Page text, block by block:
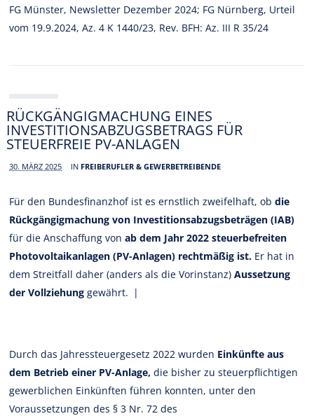
FG Münster, Newsletter Dezember 2024; FG Nürnberg, Urteil
vom 19.9.2024, Az. 4 K 1440/23, Rev. BFH: Az. III R 35/24
RÜCKGÄNGIGMACHUNG EINES
INVESTITIONSABZUGSBETRAGS FÜR
STEUERFREIE PV-ANLAGEN
30. MÄRZ 2025 IN FREIBERUFLER & GEWERBETREIBENDE
Für den Bundesfinanzhof ist es ernstlich zweifelhaft, obdie
Rückgängigmachung von Investitionsabzugsbeträgen (IAB)
für die Anschaffung vonab dem Jahr 2022 steuerbefreiten
Photovoltaikanlagen (PV-Anlagen) rechtmäßig ist. Er hat in
dem Streitfall daher (anders als die Vorinstanz)Aussetzung
der Vollziehung gewährt. |
Durch das Jahressteuergesetz 2022 wurden Einkünfte aus
dem Betrieb einer PV-Anlage, die bisher zu steuerpflichtigen
gewerblichen Einkünften führen konnten, unter den
Voraussetzungen des § 3 Nr. 72 des